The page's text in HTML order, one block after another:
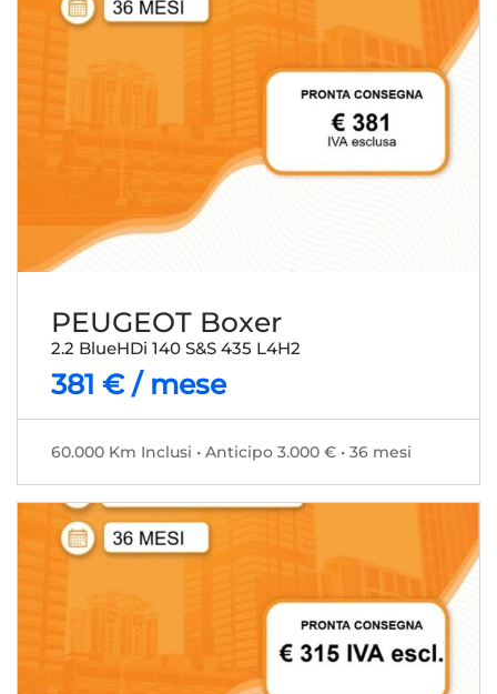
PEUGEOT Boxer
2.2 BlueHDi 140 S&S 435 L4H2
381 € / mese
60.000 Km Inclusi • Anticipo 3.000 € • 36 mesi